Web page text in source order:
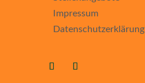
Impressum
Datenschutzerklärung